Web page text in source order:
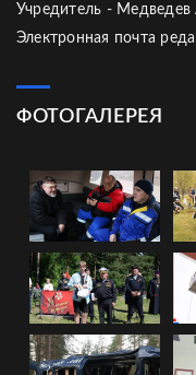
Учредитель -
Электронная почта
ФОТОГАЛЕРЕЯ